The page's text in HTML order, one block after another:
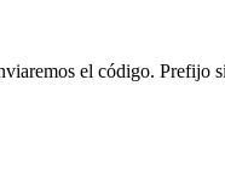
el código. Prefijo